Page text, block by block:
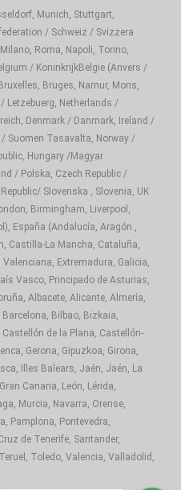
Munich, Stuttgart,
/ Schweiz / Svizzera
Roma, Napoli, Torino,
/ KoninkrijkBelgie (Anvers /
Bruges, Namur, Mons,
Letzebuerg, Netherlands /
Denmark / Danmark, Ireland /
Suomen Tasavalta, Norway /
Hungary /Magyar
/ Polska, Czech Republic /
Slovenska , Slovenia, UK
Birmingham, Liverpool,
España (Andalucía, Aragón ,
Castilla-La Mancha, Cataluña,
Extremadura, Galicia,
Vasco, Principado de Asturias,
Albacete, Alicante, Almería,
Bilbao, Bizkaia,
de la Plana, Castellón-
Gerona, Gipuzkoa, Girona,
Illes Balears, Jaén, Jaén, La
Canaria, León, Lérida,
Murcia, Navarra, Orense,
Pamplona, Pontevedra,
de Tenerife, Santander,
Toledo, Valencia, Valladolid,